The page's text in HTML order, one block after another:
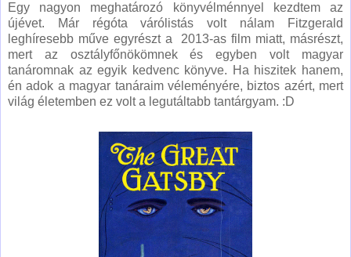
Egy nagyon meghatározó könyvélménnyel kezdtem az
újévet. Már régóta várólistás volt nálam Fitzgerald
leghíresebb műve egyrészt a 2013-as film miatt, másrészt,
mert az osztályfőnökömnek és egyben volt magyar
tanáromnak az egyik kedvenc könyve. Ha hiszitek hanem,
én adok a magyar tanáraim véleményére, biztos azért, mert
világ életemben ez volt a legutáltabb tantárgyam. :D